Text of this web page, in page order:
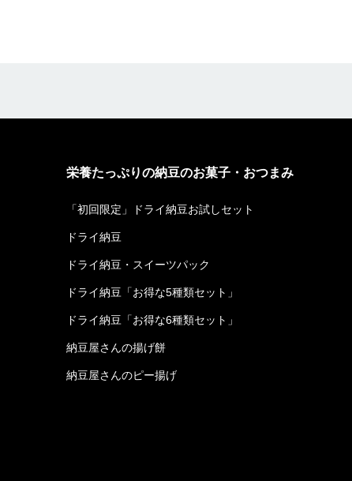
栄養たっぷりの納豆のお菓子・おつまみ
「初回限定」ドライ納豆お試しセット
ドライ納豆
ドライ納豆・スイーツパック
ドライ納豆「お得な5種類セット」
ドライ納豆「お得な6種類セット」
納豆屋さんの揚げ餅
納豆屋さんのピー揚げ